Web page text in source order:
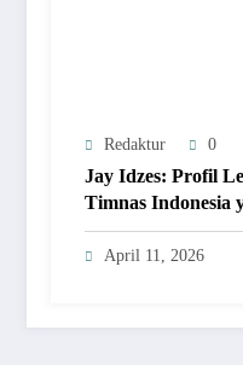
Redaktur 0
Jay Idzes: Profil
Timnas Indonesia
April 11, 2026